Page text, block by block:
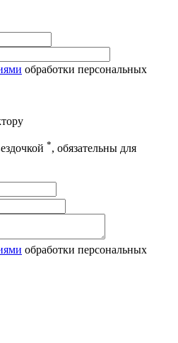
обработки персональных
*, обязательны для
обработки персональных